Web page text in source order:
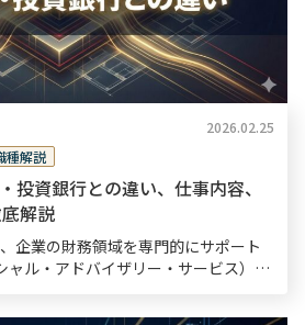
2026.02.25
種解説
投資銀行との違い、仕事内容、
解説
企業の財務領域を専門的にサポート
ャル・アドバイザリー・サービス）へ
方で、「具体的にどの […]